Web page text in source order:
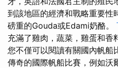
到該地區的經濟和戰略重要性
磅重的Gouda或Edami奶酪。
充滿了雞肉，蔬菜，雞蛋和香
您不僅可以閱讀有關國內帆船
傳奇的國際帆船比賽，例如沃